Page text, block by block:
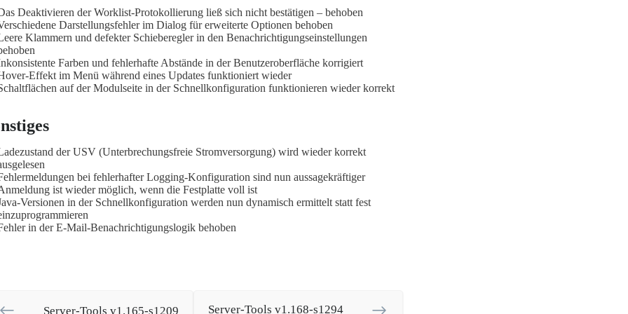
Deaktivieren der Worklist-Protokollierung ließ sich nicht bestätigen – behoben
Darstellungsfehler im Dialog für erweiterte Optionen behoben
Klammern und defekter Schieberegler in den Benachrichtigungseinstellungen
Farben und fehlerhafte Abstände in der Benutzeroberfläche korrigiert
Effekt im Menü während eines Updates funktioniert wieder
auf der Modulseite in der Schnellkonfiguration funktionieren wieder korrekt
der USV (Unterbrechungsfreie Stromversorgung) wird wieder korrekt
bei fehlerhafter Logging-Konfiguration sind nun aussagekräftiger
ist wieder möglich, wenn die Festplatte voll ist
Versionen in der Schnellkonfiguration werden nun dynamisch ermittelt statt fest
in der E-Mail-Benachrichtigungslogik behoben
Server-Tools v1.165-s1209 Server-Tools v1.168-s1294